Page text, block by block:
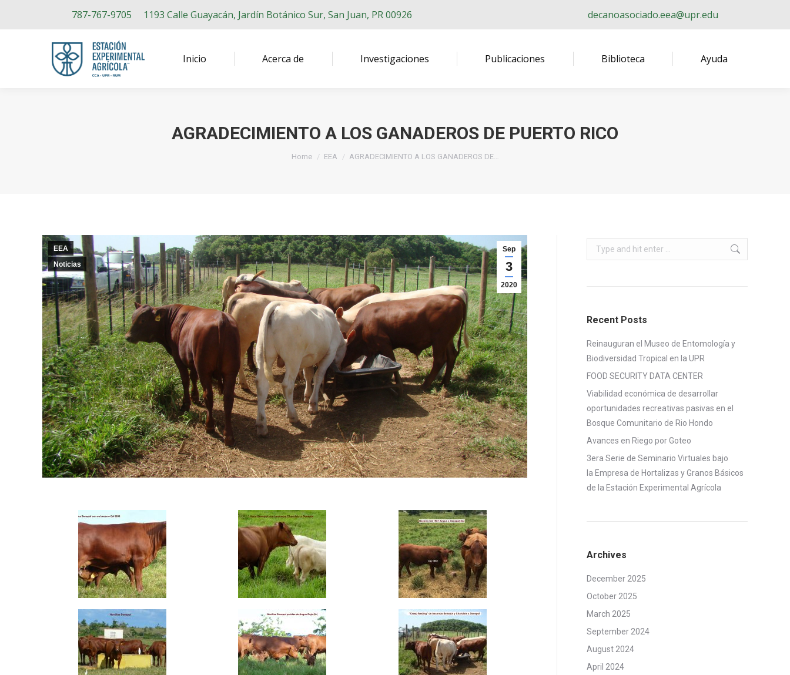
787-767-9705 1193 Calle Guayacán, Jardín Botánico Sur, San Juan, PR 00926 decanoasociado.eea@upr.edu
Inicio Acerca de Investigaciones Publicaciones Biblioteca Ayuda
AGRADECIMIENTO A LOS GANADEROS DE PUERTO RICO
You are here:
Home EEA AGRADECIMIENTO A LOS GANADEROS DE…
Sep
3
2020
EEA
Noticias
Search:
Recent Posts
Reinauguran el Museo de Entomología y
Biodiversidad Tropical en la UPR
FOOD SECURITY DATA CENTER
Viabilidad económica de desarrollar
oportunidades recreativas pasivas en el
Bosque Comunitario de Rio Hondo
Avances en Riego por Goteo
3era Serie de Seminario Virtuales bajo
la Empresa de Hortalizas y Granos Básicos
de la Estación Experimental Agrícola
Archives
December 2025
October 2025
March 2025
September 2024
August 2024
April 2024